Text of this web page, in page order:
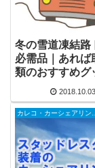
冬の雪道凍結路
必需品｜あれば
類のおすすめグ
2018.10.03